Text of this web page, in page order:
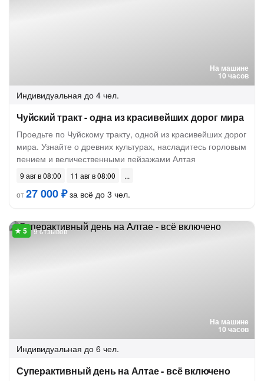
На машине
10 часов
Индивидуальная до 4 чел.
Чуйский тракт - одна из красивейших дорог мира
Проедьте по Чуйскому тракту, одной из красивейших дорог
мира. Узнайте о древних культурах, насладитесь горловым
пением и величественными пейзажами Алтая
9 авг в 08:00
11 авг в 08:00
от27 000 ₽за всё до 3 чел.
На машине
10 часов
9 отзывов
Индивидуальная до 6 чел.
Суперактивный день на Алтае - всё включено